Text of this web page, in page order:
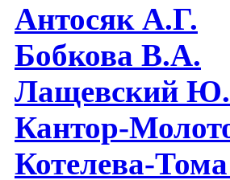
Антосяк А.Г.
Бобкова В.А.
Лащевский
Кантор-
Котелева-